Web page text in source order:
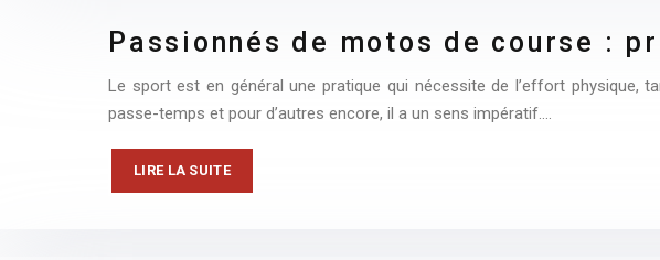
Passionnés de motos de course :
Le sport est en général une pratique qui nécessite de l’effort physique,
passe-temps et pour d’autres encore, il a un sens impératif….
LIRE LA SUITE